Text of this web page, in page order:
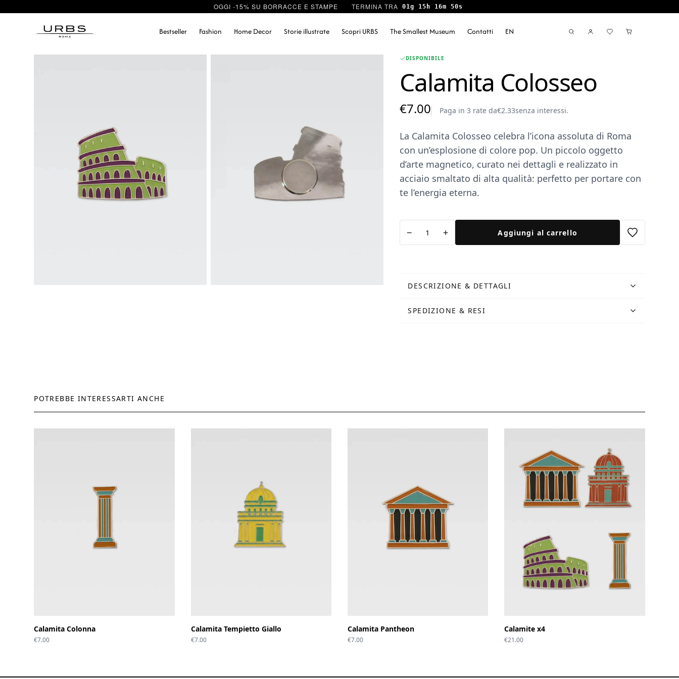
OGGI -15% SU BORRACCE E STAMPE 01g 15h 16m 49s
Bestseller Fashion Home Decor Storie illustrate Scopri URBS The Smallest Museum Contatti EN
DISPONIBILE
Calamita Colosseo
€7.00 Paga in 3 rate da€2.33senza interessi.
La Calamita Colosseo celebra l’icona assoluta di Roma
con un’esplosione di colore pop. Un piccolo oggetto
d’arte magnetico, curato nei dettagli e realizzato in
acciaio smaltato di alta qualità: perfetto per portare con
te l’energia eterna.
Colosseo
− + Aggiungi al carrello
DESCRIZIONE & DETTAGLI
SPEDIZIONE & RESI
POTREBBE INTERESSARTI ANCHE
Calamita Colonna
€7.00
Calamita Tempietto Giallo
€7.00
Calamita Pantheon
€7.00
Calamite x4
€21.00